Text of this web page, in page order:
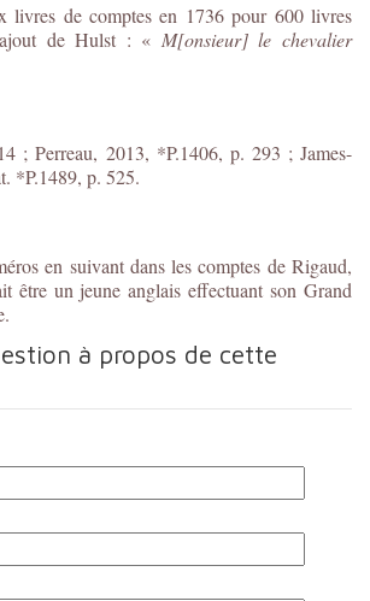
livres de comptes en 1736 pour 600 livres
de Hulst : « M[onsieur] le chevalier
; Perreau, 2013, *P.1406, p. 293 ; James-
*P.1489, p. 525.
en suivant dans les comptes de Rigaud,
être un jeune anglais effectuant son Grand
à propos de cette